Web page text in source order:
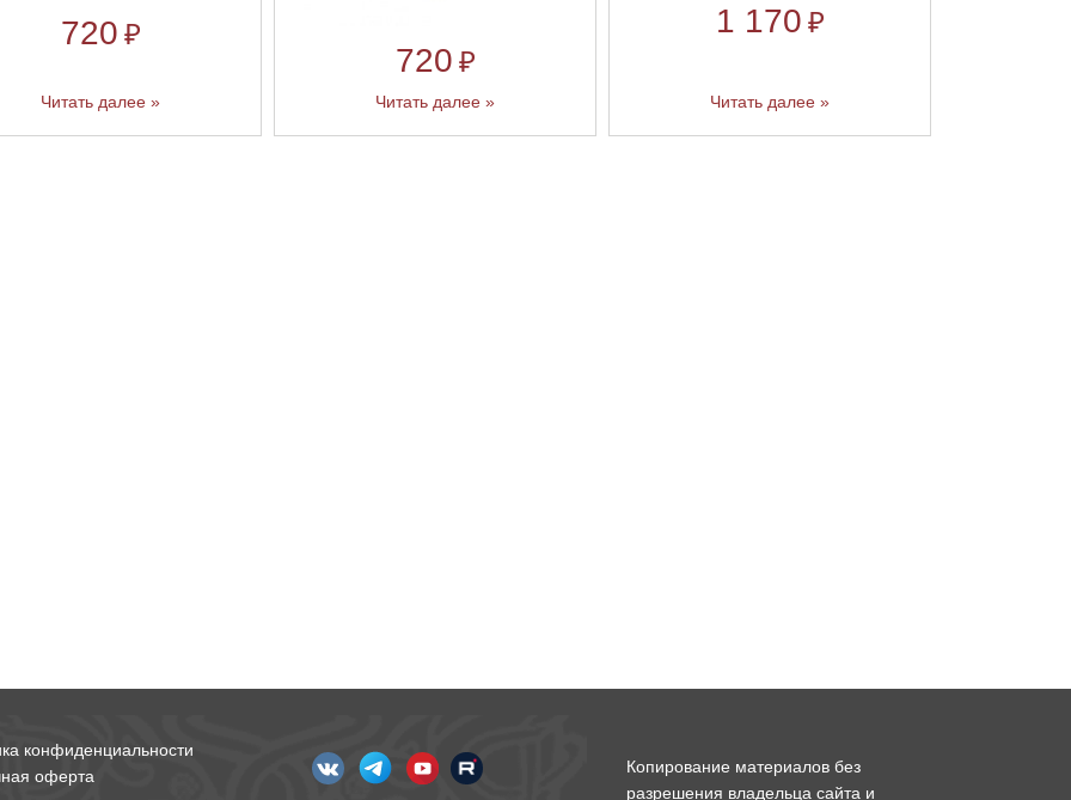
720 ₽
Читать далее »
720 ₽
Читать далее »
1 170 ₽
Читать далее »
конфиденциальности
оферта
Копирование материалов без
разрешения владельца сайта и